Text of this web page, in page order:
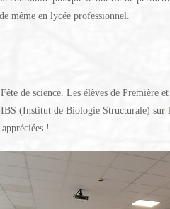
même en lycée professionnel.
de science. Les élèves de Première
(Institut de Biologie Structurale) sur
!